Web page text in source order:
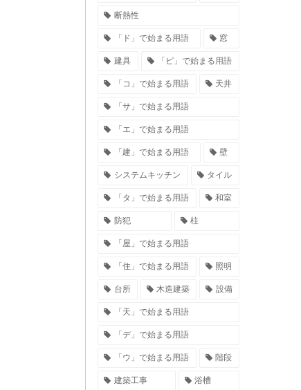
断熱性
「ド」で始まる用語 窓
建具 「ピ」で始まる用語
「コ」で始まる用語 天井
「サ」で始まる用語
「エ」で始まる用語
「建」で始まる用語 壁
システムキッチン タイル
「タ」で始まる用語 和室
防犯 柱
「屋」で始まる用語
「住」で始まる用語 照明
台所 木造建築 設備
「天」で始まる用語
「デ」で始まる用語
「ウ」で始まる用語 階段
建築工事 浴槽